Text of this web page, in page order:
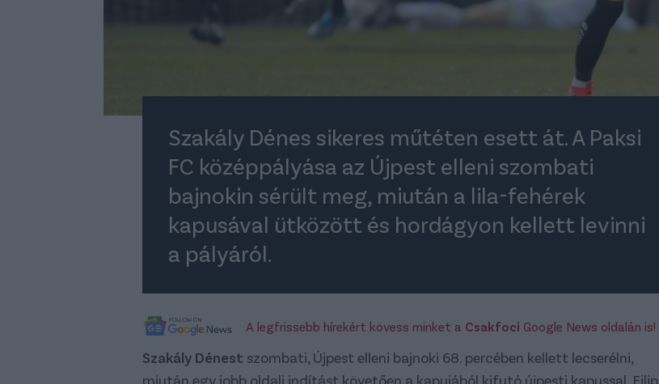
Szakály Dénes sikeres műtéten esett át. A Paksi
FC középpályása az Újpest elleni szombati
bajnokin sérült meg, miután a lila-fehérek
kapusával ütközött és hordágyon kellett levinni
a pályáról.
A legfrissebb hírekért kövess minket a Csakfoci Google News oldalán is!
Szakály Dénest szombati, Újpest elleni bajnoki 68. percében kellett lecserélni,
miután egy jobb oldali indítást követően a kapujából kifutó újpesti kapussal, Filip